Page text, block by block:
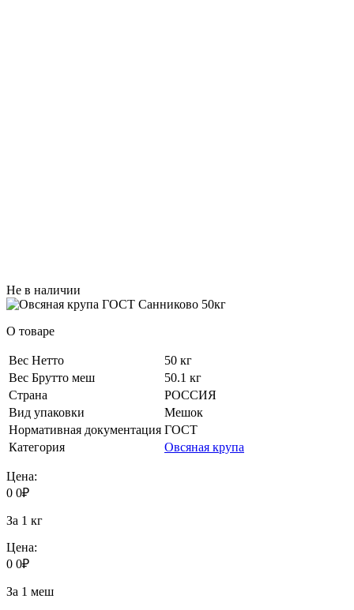
Не в наличии
О товаре
Вес Нетто
50 кг
Вес Брутто меш
50.1 кг
Страна
РОССИЯ
Вид упаковки
Мешок
Нормативная документация ГОСТ
Категория
Овсяная крупа
Цена:
0 0₽
За 1 кг
Цена:
0 0₽
За 1 меш